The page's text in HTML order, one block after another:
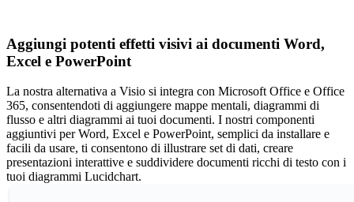
Aggiungi potenti effetti visivi ai documenti Word,
Excel e PowerPoint
La nostra alternativa a Visio si integra con Microsoft Office e Office
365, consentendoti di aggiungere mappe mentali, diagrammi di
flusso e altri diagrammi ai tuoi documenti. I nostri componenti
aggiuntivi per Word, Excel e PowerPoint, semplici da installare e
facili da usare, ti consentono di illustrare set di dati, creare
presentazioni interattive e suddividere documenti ricchi di testo con i
tuoi diagrammi Lucidchart.